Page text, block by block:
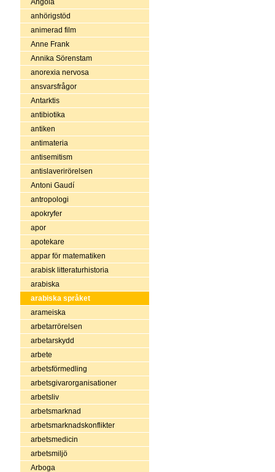
Angola
anhörigstöd
animerad film
Anne Frank
Annika Sörenstam
anorexia nervosa
ansvarsfrågor
Antarktis
antibiotika
antiken
antimateria
antisemitism
antislaverirörelsen
Antoni Gaudí
antropologi
apokryfer
apor
apotekare
appar för matematiken
arabisk litteraturhistoria
arabiska
arabiska språket
arameiska
arbetarrörelsen
arbetarskydd
arbete
arbetsförmedling
arbetsgivarorganisationer
arbetsliv
arbetsmarknad
arbetsmarknadskonflikter
arbetsmedicin
arbetsmiljö
Arboga